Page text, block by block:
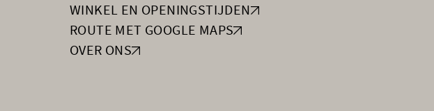
WINKEL EN OPENINGSTIJDEN
ROUTE MET GOOGLE MAPS
OVER ONS